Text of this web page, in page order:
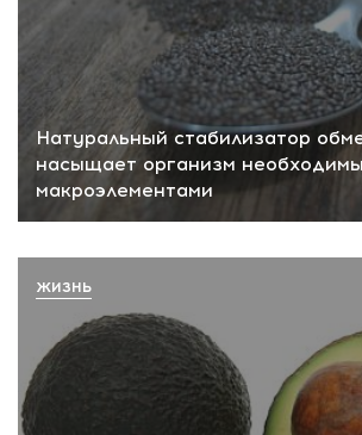
Натуральный стабилизатор
насыщает организм
макроэлементами
ЖИЗНЬ